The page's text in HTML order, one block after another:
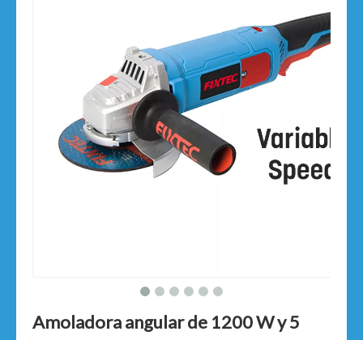
Amoladora angular de 1200 W y 5